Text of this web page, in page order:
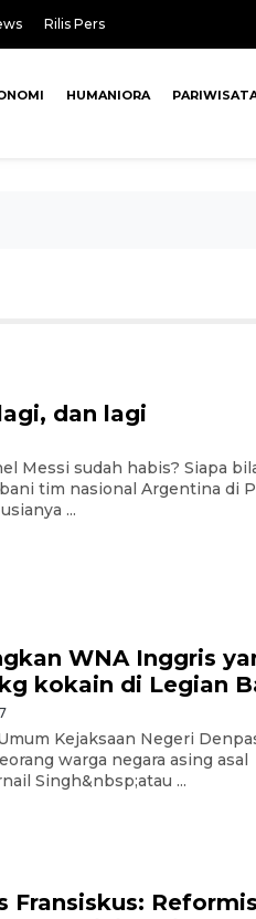
Rilis Pers
HUMANIORA
dan lagi
Messi sudah habis? Siapa
tim nasional Argentina di
...
WNA Inggris
kokain di Legian
Kejaksaan Negeri
warga negara asing asal
Singh&nbsp;atau ...
Fransiskus: Reformis